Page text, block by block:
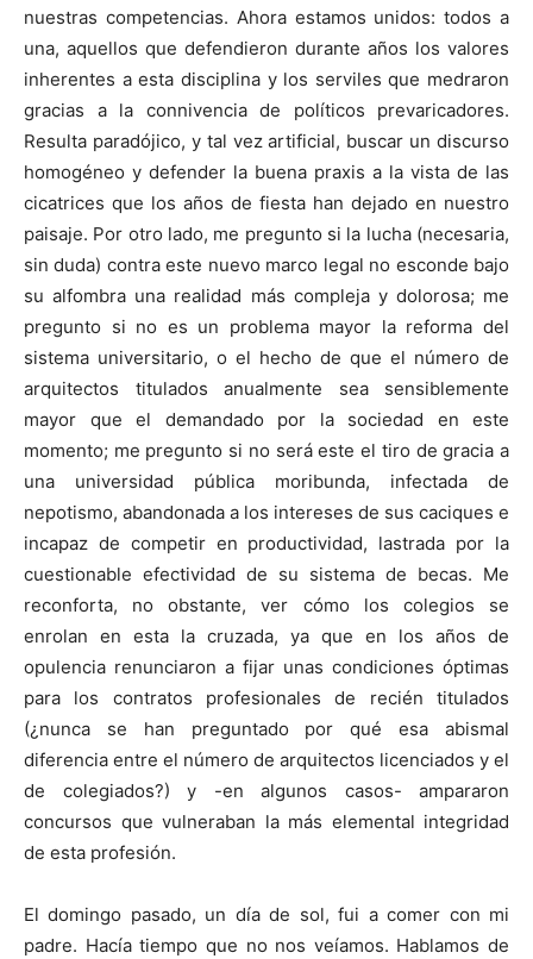
nuestras competencias. Ahora estamos unidos: todos a
una, aquellos que defendieron durante años los valores
inherentes a esta disciplina y los serviles que medraron
gracias a la connivencia de políticos prevaricadores.
Resulta paradójico, y tal vez artificial, buscar un discurso
homogéneo y defender la buena praxis a la vista de las
cicatrices que los años de fiesta han dejado en nuestro
paisaje. Por otro lado, me pregunto si la lucha (necesaria,
sin duda) contra este nuevo marco legal no esconde bajo
su alfombra una realidad más compleja y dolorosa; me
pregunto si no es un problema mayor la reforma del
sistema universitario, o el hecho de que el número de
arquitectos titulados anualmente sea sensiblemente
mayor que el demandado por la sociedad en este
momento; me pregunto si no será este el tiro de gracia a
una universidad pública moribunda, infectada de
nepotismo, abandonada a los intereses de sus caciques e
incapaz de competir en productividad, lastrada por la
cuestionable efectividad de su sistema de becas. Me
reconforta, no obstante, ver cómo los colegios se
enrolan en esta la cruzada, ya que en los años de
opulencia renunciaron a fijar unas condiciones óptimas
para los contratos profesionales de recién titulados
(¿nunca se han preguntado por qué esa abismal
diferencia entre el número de arquitectos licenciados y el
de colegiados?) y -en algunos casos- ampararon
concursos que vulneraban la más elemental integridad
de esta profesión.
El domingo pasado, un día de sol, fui a comer con mi
padre. Hacía tiempo que no nos veíamos. Hablamos de